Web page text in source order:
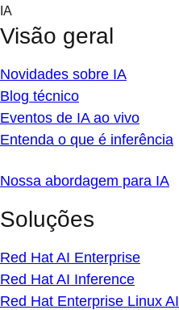
Skip
content
IA
Visão geral
Novidades sobre IA
Blog técnico
Eventos de IA ao vivo
Entenda o que é inferência
Nossa abordagem para IA
Soluções
Red Hat AI Enterprise
Red Hat AI Inference
Red Hat Enterprise Linux AI